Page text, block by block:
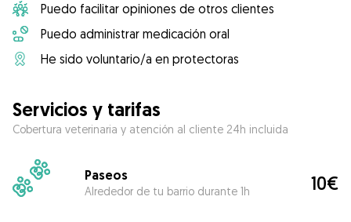
Puedo facilitar opiniones de otros clientes
Puedo administrar medicación oral
He sido voluntario/a en protectoras
Servicios y tarifas
Cobertura veterinaria y atención al cliente 24h incluida
Paseos
Alrededor de tu barrio durante 1h 10€